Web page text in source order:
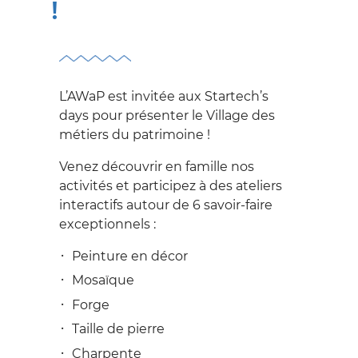
!
L’AWaP est invitée aux Startech’s
days pour présenter le Village des
métiers du patrimoine !
Venez découvrir en famille nos
activités et participez à des ateliers
interactifs autour de 6 savoir-faire
exceptionnels :
Peinture en décor
Mosaïque
Forge
Taille de pierre
Charpente
Exemption des droits
donation et de partage
Formulaires
Protection du
Patrimoine
Restaurer
Subsides
SUR LE PATRIMOINE
Centres de
documentation
Inventaire du
Patrimoine
Patrimoine classé,
exceptionnel et
mondial
Publications &
Vidéos
DÉCOUVRIR
LE PATRIMOINE
Adoptons un
monument
Archéoforum
Jeunesse
Journées du Patrimoine
SE FORMER
DANS LE DOMAINE DU
et subventions...
International
S'INVESTIR
DANS LE PATRIMOINE
Alliance Patrimoine-
Emploi 2.0
L'AGENCE